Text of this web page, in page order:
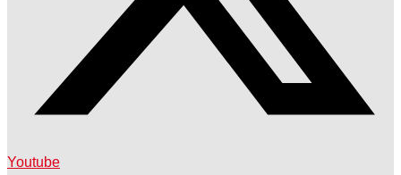
Youtube